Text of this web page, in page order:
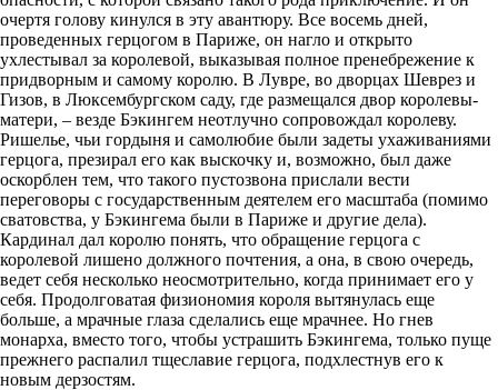
очертя голову кинулся в эту авантюру. Все восемь дней,
проведенных герцогом в Париже, он нагло и открыто
ухлестывал за королевой, выказывая полное пренебрежение к
придворным и самому королю. В Лувре, во дворцах Шеврез и
Гизов, в Люксембургском саду, где размещался двор королевы-
матери, – везде Бэкингем неотлучно сопровождал королеву.
Ришелье, чьи гордыня и самолюбие были задеты ухаживаниями
герцога, презирал его как выскочку и, возможно, был даже
оскорблен тем, что такого пустозвона прислали вести
переговоры с государственным деятелем его масштаба (помимо
сватовства, у Бэкингема были в Париже и другие дела).
Кардинал дал королю понять, что обращение герцога с
королевой лишено должного почтения, а она, в свою очередь,
ведет себя несколько неосмотрительно, когда принимает его у
себя. Продолговатая физиономия короля вытянулась еще
больше, а мрачные глаза сделались еще мрачнее. Но гнев
монарха, вместо того, чтобы устрашить Бэкингема, только пуще
прежнего распалил тщеславие герцога, подхлестнув его к
новым дерзостям.